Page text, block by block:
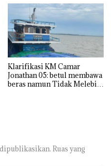
Klarifikasi KM Camar
Jonathan 05: betul membawa
beras namun Tidak Melebihi
Ruas yang